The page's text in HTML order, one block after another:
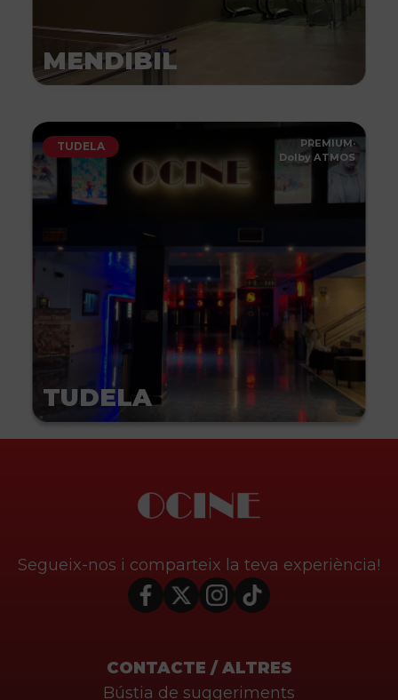
MENDIBIL
TUDELA PREMIUM·
Dolby ATMOS
TUDELA
Segueix-nos i comparteix la teva experiència!
CONTACTE / ALTRES
Bústia de suggeriments